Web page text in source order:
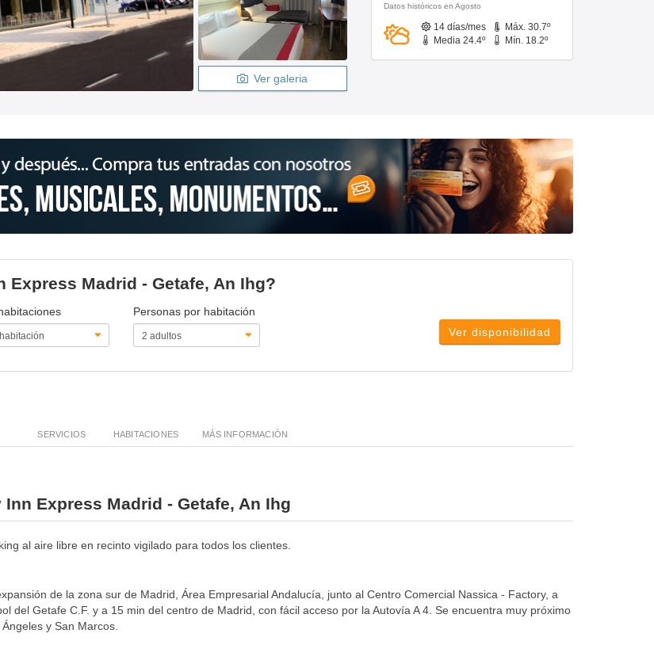
Ver galeria
Datos históricos en Agosto
14 días/mes
Máx. 30.7º
Media 24.4º
Mín. 18.2º
Madrid - Getafe, An Ihg?
Personas por habitación
Ver disponibilidad
SERVICIOS HABITACIONES MÁS INFORMACIÓN
Express Madrid - Getafe, An Ihg
al aire libre en recinto vigilado para todos los clientes.
de la zona sur de Madrid, Área Empresarial Andalucía, junto al Centro Comercial Nassica - Factory, a
del Getafe C.F. y a 15 min del centro de Madrid, con fácil acceso por la Autovía A 4. Se encuentra muy próximo
y San Marcos.